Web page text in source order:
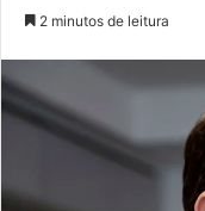
2 minutos de leitura